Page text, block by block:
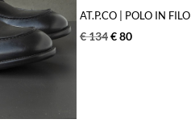
AT.P.CO | POLO IN FILO
€134€80